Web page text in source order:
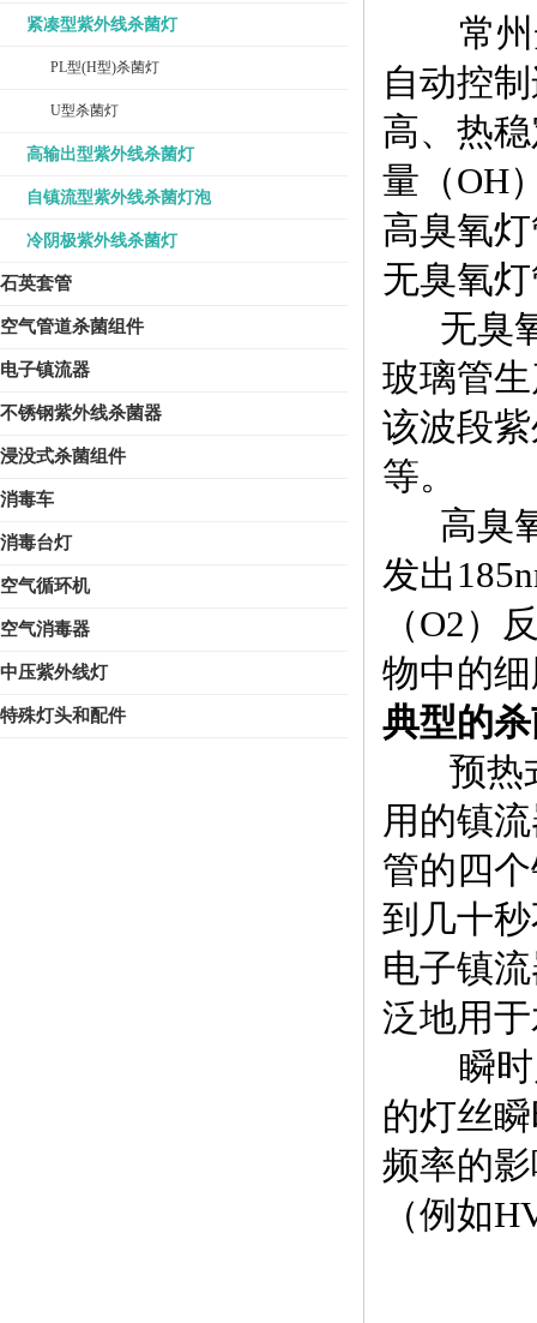
紧凑型紫外线杀菌灯
PL型(H型)杀菌灯
U型杀菌灯
高输出型紫外线杀菌灯
自镇流型紫外线杀菌灯泡
冷阴极紫外线杀菌灯
石英套管
空气管道杀菌组件
电子镇流器
不锈钢紫外线杀菌器
浸没式杀菌组件
消毒车
消毒台灯
空气循环机
空气消毒器
中压紫外线灯
特殊灯头和配件
常州光
自动控
高、热
量（OH
高臭氧
无臭氧
无臭氧
玻璃管
该波段
等。
高臭氧
发出
（O2）
物中的
典型的
预热式
用的镇
管的四
到几十
电子镇
泛地用
瞬时启
的灯丝
频率的
（例如